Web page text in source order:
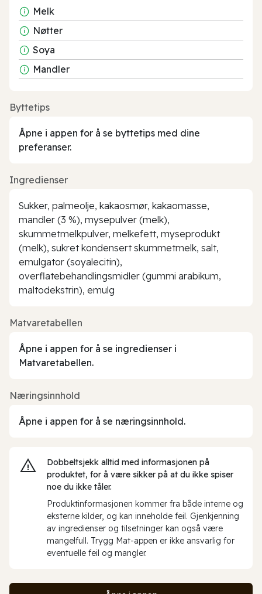
Melk
Nøtter
Soya
Mandler
Byttetips
Åpne i appen for å se byttetips med dine
preferanser.
Ingredienser
Sukker, palmeolje, kakaosmør, kakaomasse,
mandler (3 %), mysepulver (melk),
skummetmelkpulver, melkefett, myseprodukt
(melk), sukret kondensert skummetmelk, salt,
emulgator (soyalecitin),
overflatebehandlingsmidler (gummi arabikum,
maltodekstrin), emulg
Matvaretabellen
Åpne i appen for å se ingredienser i
Matvaretabellen.
Næringsinnhold
Åpne i appen for å se næringsinnhold.
Dobbeltsjekk alltid med informasjonen på
produktet, for å være sikker på at du ikke spiser
noe du ikke tåler.
Produktinformasjonen kommer fra både interne og
eksterne kilder, og kan inneholde feil. Gjenkjenning
av ingredienser og tilsetninger kan også være
mangelfull. Trygg Mat-appen er ikke ansvarlig for
eventuelle feil og mangler.